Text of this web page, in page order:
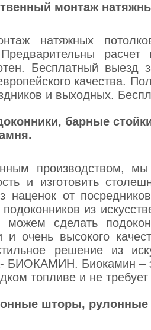
монтаж
натяжных
Бесплатный выезд
качества.
и выходных.
барные
производством,
и изготовить
наценок от
подоконников из
можем сделать
и очень высокого
решение из
БИОКАМИН. Биокамин –
топливе и не
шторы, рулонные